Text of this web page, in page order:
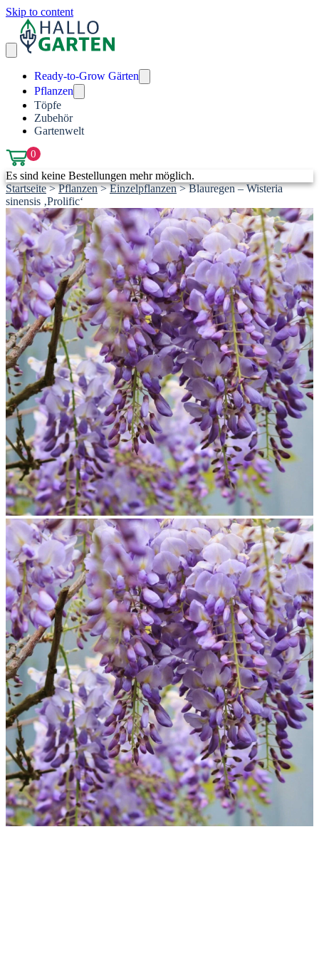
Skip to content
Ready-to-Grow Gärten
Pflanzen
Töpfe
Zubehör
Gartenwelt
0
Es sind keine Bestellungen mehr möglich.
Startseite > Pflanzen > Einzelpflanzen > Blauregen – Wisteria
sinensis ‚Prolific‘